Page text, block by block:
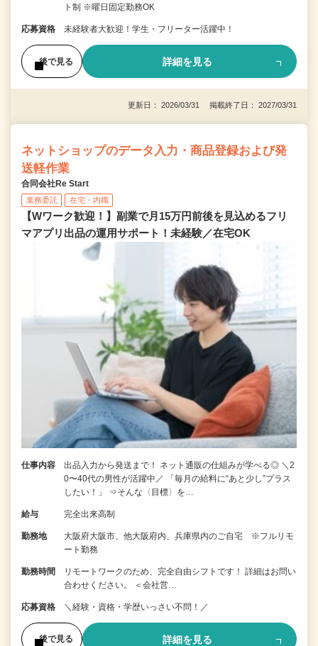
ト制 ※曜日固定勤務OK
応募資格 未経験者大歓迎！学生・フリーター活躍中！
後で見る 詳細を見る
更新日： 2026/03/31 掲載終了日： 2027/03/31
ネットショップのデータ入力・商品登録および発
送軽作業
合同会社Re Start
業務委託 在宅・内職
【Wワーク歓迎！】副業で月15万円前後を見込めるフリ
マアプリ出品の運用サポート！未経験／在宅OK
仕事内容
出品入力から発送まで！ ネット通販の仕組みが学べる◎ ＼2
0〜40代の男性が活躍中／ 「毎月の給料に“あと少し”プラス
したい！」 ⇒そんな〈目標〉を…
給与 完全出来高制
勤務地
大阪府大阪市、他大阪府内、兵庫県内のご自宅 ※フルリモ
ート勤務
勤務時間
リモートワークのため、完全自由シフトです！ 詳細はお問い
合わせください。 ＜会社営…
応募資格 ＼経験・資格・学歴いっさい不問！／
後で見る 詳細を見る